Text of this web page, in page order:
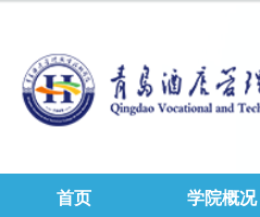
首页 学院概况